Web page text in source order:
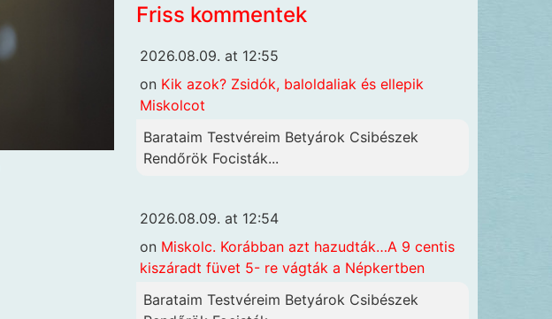
Friss kommentek
2026.08.09. at 12:55
on Kik azok? Zsidók, baloldaliak és ellepik
Miskolcot
Barataim Testvéreim Betyárok Csibészek
Rendőrök Focisták...
2026.08.09. at 12:54
on Miskolc. Korábban azt hazudták…A 9 centis
kiszáradt füvet 5- re vágták a Népkertben
Barataim Testvéreim Betyárok Csibészek